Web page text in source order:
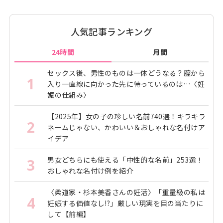
人気記事ランキング
24時間 月間
1
セックス後、男性のものは一体どうなる？腟から
入り一直線に向かった先に待っているのは…〈妊
娠の仕組み〉
2
【2025年】女の子の珍しい名前740選！キラキラ
ネームじゃない、かわいい＆おしゃれな名付けア
イデア
3
男女どちらにも使える「中性的な名前」253選！
おしゃれな名付け例を紹介
4
〈柔道家・杉本美香さんの妊活〉「重量級の私は
妊娠する価値なし!?」厳しい現実を目の当たりに
して【前編】